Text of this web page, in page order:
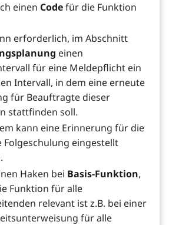
einen Codefür die Funktion
erforderlich, im Abschnitt
einen
für eine Meldepflicht ein
Intervall, in dem eine erneute
für Beauftragte dieser
stattfinden soll.
kann eine Erinnerung für die
Folgeschulung eingestellt
Haken bei Basis-Funktion,
Funktion für alle
relevant ist z.B. bei einer
für alle